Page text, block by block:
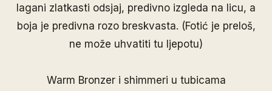
lagani zlatkasti odsjaj, predivno izgleda na licu, a
boja je predivna rozo breskvasta. (Fotić je preloš,
ne može uhvatiti tu ljepotu)
Warm Bronzer i shimmeri u tubicama